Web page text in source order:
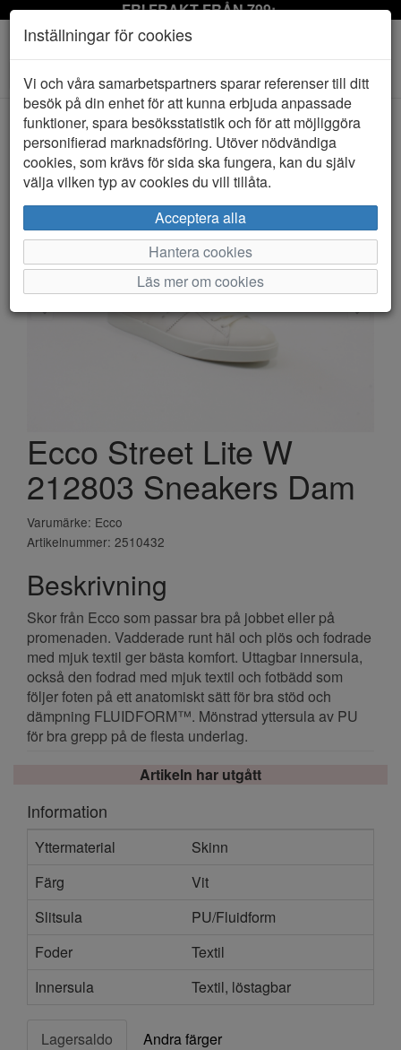
FRI FRAKT FRÅN 799:-
Toggle
navigation
HEM ECCO
Ecco Street Lite W
212803 Sneakers Dam
Varumärke: Ecco
Artikelnummer: 2510432
Beskrivning
Skor från Ecco som passar bra på jobbet eller på
promenaden. Vadderade runt häl och plös och fodrade
med mjuk textil ger bästa komfort. Uttagbar innersula,
också den fodrad med mjuk textil och fotbädd som
följer foten på ett anatomiskt sätt för bra stöd och
dämpning FLUIDFORM™. Mönstrad yttersula av PU
för bra grepp på de flesta underlag.
Artikeln har utgått
Information
Yttermaterial
Skinn
Färg
Vit
Slitsula
PU/Fluidform
Foder
Textil
Innersula
Textil, löstagbar
Lagersaldo
Andra färger
Inställningar för cookies
Vi och våra samarbetspartners sparar referenser till ditt
besök på din enhet för att kunna erbjuda anpassade
funktioner, spara besöksstatistik och för att möjliggöra
personifierad marknadsföring. Utöver nödvändiga
cookies, som krävs för sida ska fungera, kan du själv
välja vilken typ av cookies du vill tillåta.
Acceptera alla
Hantera cookies
Läs mer om cookies